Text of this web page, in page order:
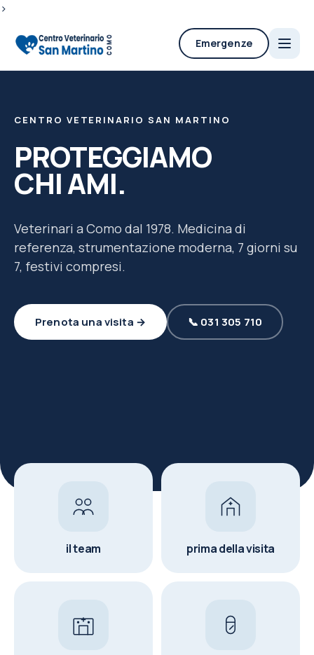
>
Emergenze
CENTRO VETERINARIO SAN MARTINO
PROTEGGIAMO
CHI AMI.
Veterinari a Como dal 1978. Medicina di
referenza, strumentazione moderna, 7 giorni su
7, festivi compresi.
Prenota una visita → 📞 031 305 710
il team prima della visita